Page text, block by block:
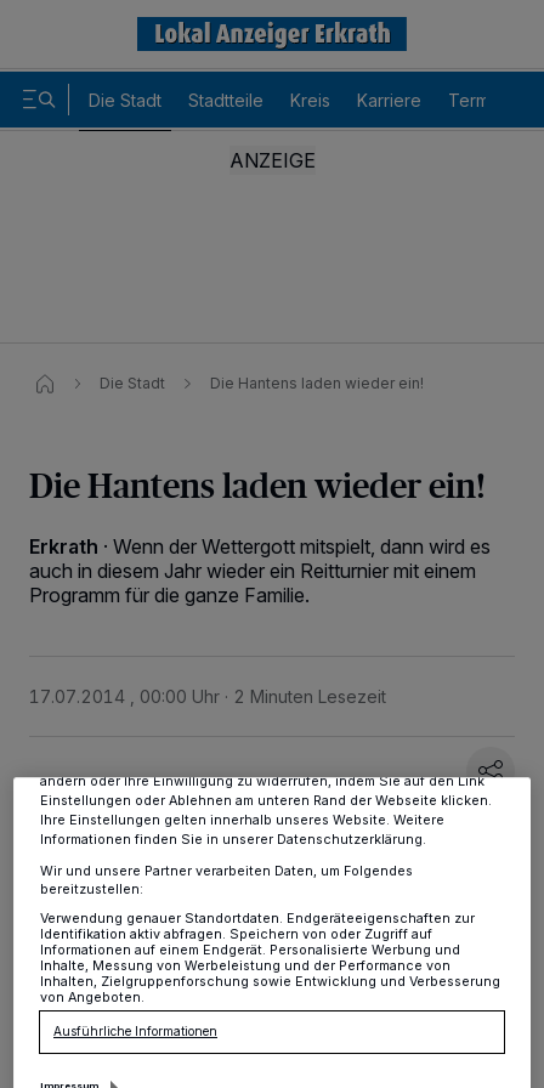
Die Stadt Stadtteile Kreis Karriere Termine
Die Stadt Die Hantens laden wieder ein!
Die Hantens laden wieder ein!
Erkrath · Wenn der Wettergott mitspielt, dann wird es
auch in diesem Jahr wieder ein Reitturnier mit einem
Programm für die ganze Familie.
17.07.2014 , 00:00 Uhr 2 Minuten Lesezeit
Von Felix Förster
D er Reitstall Hanten, Heide 1, auf
Erkraths grünen Höhen lädt vom 18. bis
verarbeiten Daten, um Ihnen Dienste bereitzustellen“ aufgeführten
ändern oder Ihre Einwilligung zu widerrufen, indem Sie auf den Link
Einstellungen oder Ablehnen am unteren Rand der Webseite klicken.
Ihre Einstellungen gelten innerhalb unseres Website. Weitere
Informationen finden Sie in unserer Datenschutzerklärung.
Wir und unsere Partner verarbeiten Daten, um Folgendes
bereitzustellen:
Verwendung genauer Standortdaten. Endgeräteeigenschaften zur
Identifikation aktiv abfragen. Speichern von oder Zugriff auf
Informationen auf einem Endgerät. Personalisierte Werbung und
Inhalte, Messung von Werbeleistung und der Performance von
Inhalten, Zielgruppenforschung sowie Entwicklung und Verbesserung
von Angeboten.
Ausführliche Informationen